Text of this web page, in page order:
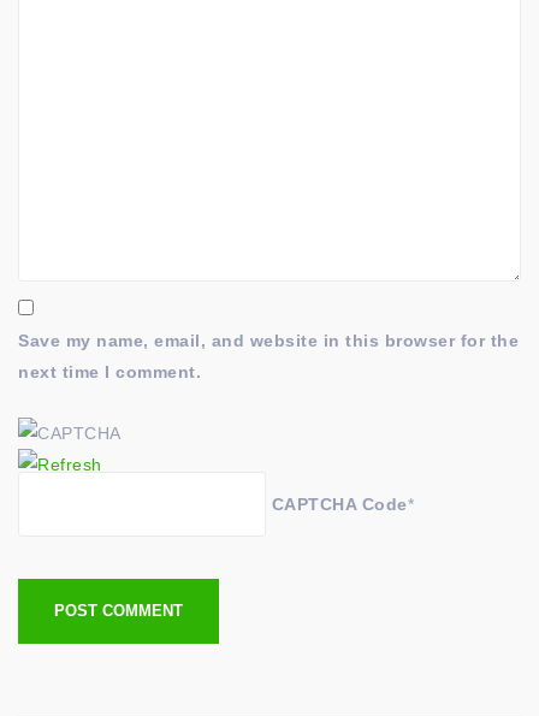
Save my name, email, and website in this browser for the
next time I comment.
CAPTCHA Code*